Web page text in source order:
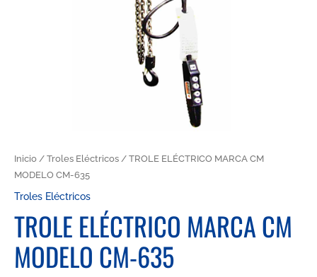
Inicio / Troles Eléctricos / TROLE ELÉCTRICO MARCA CM
MODELO CM-635
Troles Eléctricos
TROLE ELÉCTRICO MARCA CM
MODELO CM-635